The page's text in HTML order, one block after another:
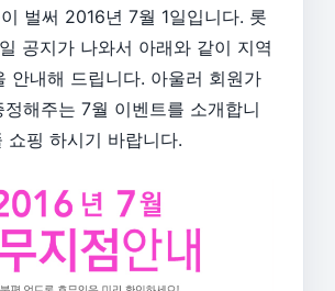
벌써 2016년 7월 1일입니다. 롯
공지가 나와서 아래와 같이 지역
안내해 드립니다. 아울러 회원가
해주는 7월 이벤트를 소개합니
쇼핑 하시기 바랍니다.